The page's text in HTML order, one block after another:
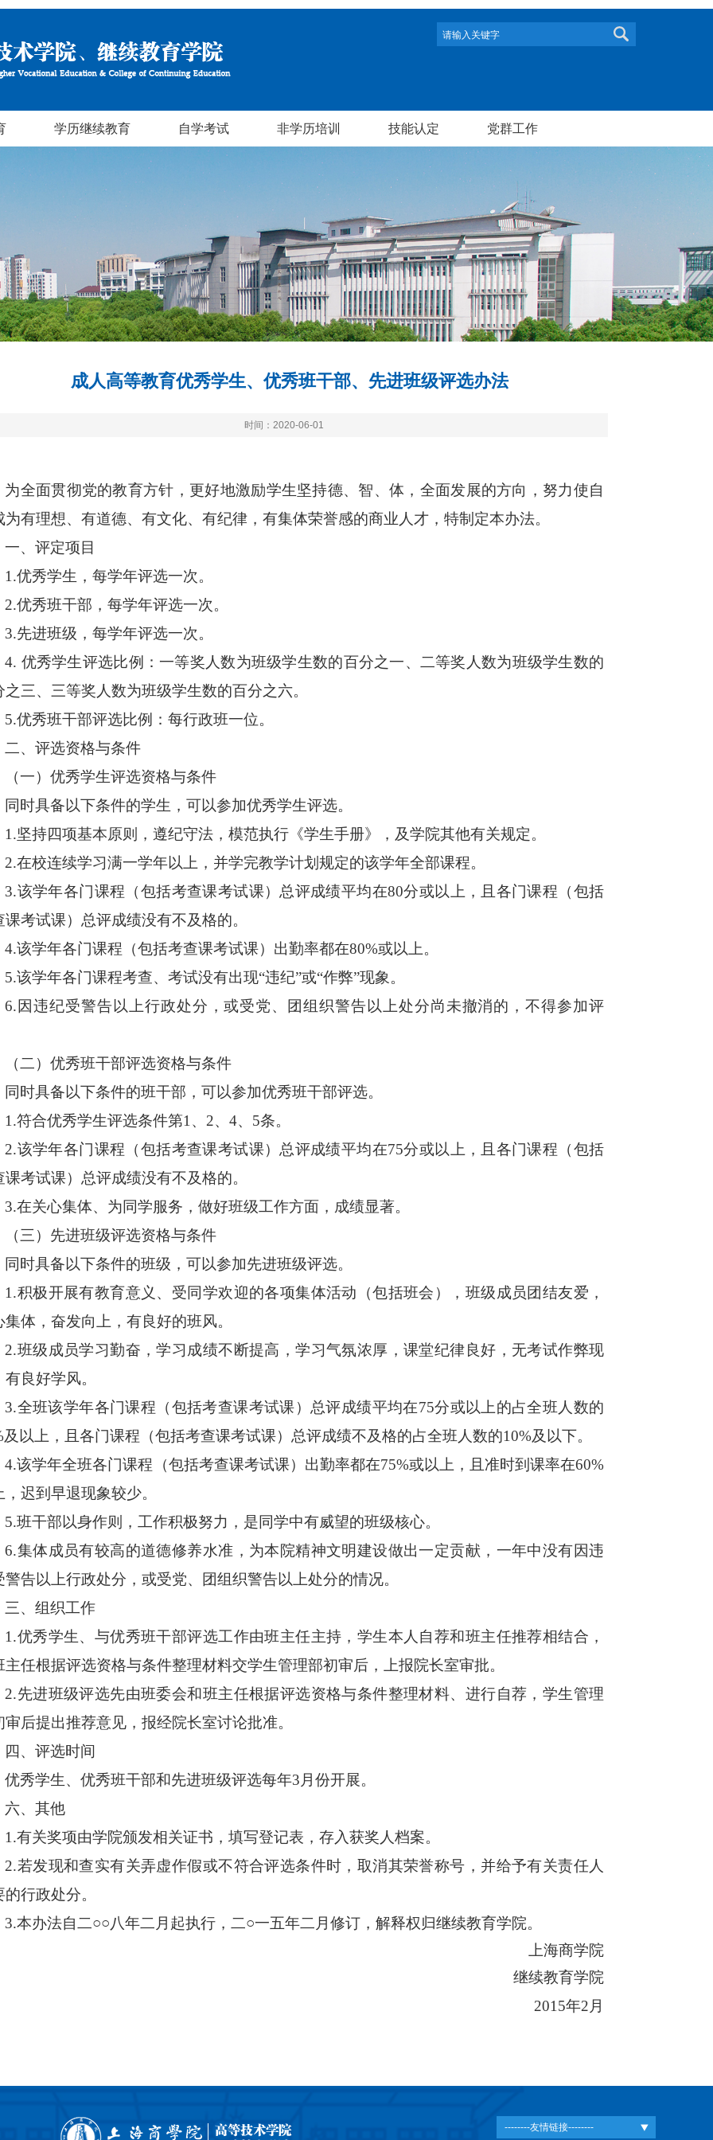
学历继续教育 自学考试 非学历培训 技能认定 党群工作
成人高等教育优秀学生、优秀班干部、先进班级评选办法
时间：2020-06-01
为全面贯彻党的教育方针，更好地激励学生坚持德、智、体，全面发展的方向，努力使自
为有理想、有道德、有文化、有纪律，有集体荣誉感的商业人才，特制定本办法。
一、评定项目
1.优秀学生，每学年评选一次。
2.优秀班干部，每学年评选一次。
3.先进班级，每学年评选一次。
4. 优秀学生评选比例：一等奖人数为班级学生数的百分之一、二等奖人数为班级学生数的
之三、三等奖人数为班级学生数的百分之六。
5.优秀班干部评选比例：每行政班一位。
二、评选资格与条件
（一）优秀学生评选资格与条件
同时具备以下条件的学生，可以参加优秀学生评选。
1.坚持四项基本原则，遵纪守法，模范执行《学生手册》，及学院其他有关规定。
2.在校连续学习满一学年以上，并学完教学计划规定的该学年全部课程。
3.该学年各门课程（包括考查课考试课）总评成绩平均在80分或以上，且各门课程（包括
课考试课）总评成绩没有不及格的。
4.该学年各门课程（包括考查课考试课）出勤率都在80%或以上。
5.该学年各门课程考查、考试没有出现“违纪”或“作弊”现象。
6.因违纪受警告以上行政处分，或受党、团组织警告以上处分尚未撤消的，不得参加评
（二）优秀班干部评选资格与条件
同时具备以下条件的班干部，可以参加优秀班干部评选。
1.符合优秀学生评选条件第1、2、4、5条。
2.该学年各门课程（包括考查课考试课）总评成绩平均在75分或以上，且各门课程（包括
课考试课）总评成绩没有不及格的。
3.在关心集体、为同学服务，做好班级工作方面，成绩显著。
（三）先进班级评选资格与条件
同时具备以下条件的班级，可以参加先进班级评选。
1.积极开展有教育意义、受同学欢迎的各项集体活动（包括班会），班级成员团结友爱，
集体，奋发向上，有良好的班风。
2.班级成员学习勤奋，学习成绩不断提高，学习气氛浓厚，课堂纪律良好，无考试作弊现
有良好学风。
3.全班该学年各门课程（包括考查课考试课）总评成绩平均在75分或以上的占全班人数的
及以上，且各门课程（包括考查课考试课）总评成绩不及格的占全班人数的10%及以下。
4.该学年全班各门课程（包括考查课考试课）出勤率都在75%或以上，且准时到课率在60%
，迟到早退现象较少。
5.班干部以身作则，工作积极努力，是同学中有威望的班级核心。
6.集体成员有较高的道德修养水准，为本院精神文明建设做出一定贡献，一年中没有因违
警告以上行政处分，或受党、团组织警告以上处分的情况。
三、组织工作
1.优秀学生、与优秀班干部评选工作由班主任主持，学生本人自荐和班主任推荐相结合，
主任根据评选资格与条件整理材料交学生管理部初审后，上报院长室审批。
2.先进班级评选先由班委会和班主任根据评选资格与条件整理材料、进行自荐，学生管理
审后提出推荐意见，报经院长室讨论批准。
四、评选时间
优秀学生、优秀班干部和先进班级评选每年3月份开展。
六、其他
1.有关奖项由学院颁发相关证书，填写登记表，存入获奖人档案。
2.若发现和查实有关弄虚作假或不符合评选条件时，取消其荣誉称号，并给予有关责任人
的行政处分。
3.本办法自二○○八年二月起执行，二○一五年二月修订，解释权归继续教育学院。
上海商学院
继续教育学院
2015年2月
--------友情链接--------